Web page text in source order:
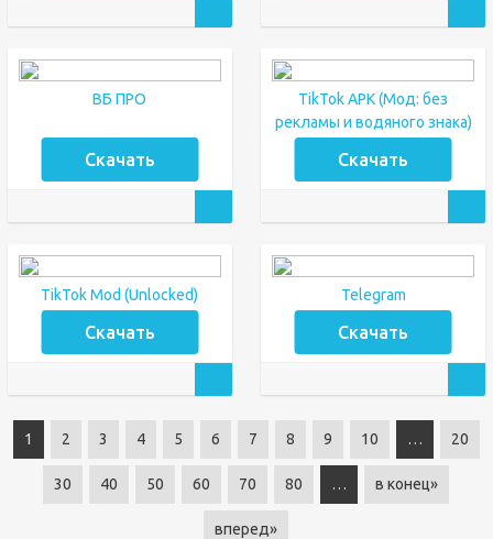
ВБ ПРО
Скачать
TikTok APK (Мод: без
рекламы и водяного знака)
Скачать
TikTok Mod (Unlocked)
Скачать
Telegram
Скачать
1 2 3 4 5 6 7 8 9 10 … 20
30 40 50 60 70 80 … в конец»
вперед»